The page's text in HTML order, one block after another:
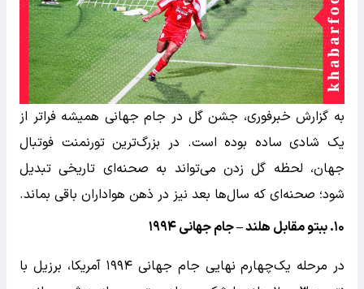
به گزارش خبرفوری، جشن گل در جام جهانی همیشه فراتر از
یک شادی ساده بوده است. در بزرگ‌ترین تورنمنت فوتبال
جهان، لحظه گل زدن می‌تواند به صحنه‌ای تاریخی تبدیل
شود؛ صحنه‌ای که سال‌ها بعد نیز در ذهن هواداران باقی بماند.
۱۰. ببتو مقابل هلند – جام جهانی ۱۹۹۴
در مرحله یک‌چهارم نهایی جام جهانی ۱۹۹۴ آمریکا، برزیل با